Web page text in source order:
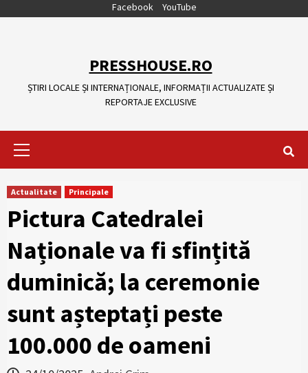
Facebook YouTube
PRESSHOUSE.RO
ȘTIRI LOCALE ȘI INTERNAȚIONALE, INFORMAȚII ACTUALIZATE ȘI
REPORTAJE EXCLUSIVE
Actualitate Principale
Pictura Catedralei
Naționale va fi sfințită
duminică; la ceremonie
sunt așteptați peste
100.000 de oameni